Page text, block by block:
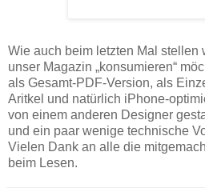
Wie auch beim letzten Mal stellen
unser Magazin „konsumieren“
als Gesamt-PDF-Version, als
Aritkel und natürlich iPhone-
von einem anderen Designer
und ein paar wenige technische
Vielen Dank an alle die
beim Lesen.